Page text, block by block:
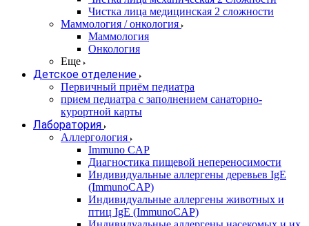
Чистка лица медицинская 2 сложности
Маммология / онкология
Маммология
Онкология
Еще
Детское отделение
Первичный приём педиатра
прием педиатра с заполнением санаторно-
курортной карты
Лаборатория
Аллергология
Immuno CAP
Диагностика пищевой непереносимости
Индивидуальные аллергены деревьев IgE
(ImmunoCAP)
Индивидуальные аллергены животных и
птиц IgE (ImmunoCAP)